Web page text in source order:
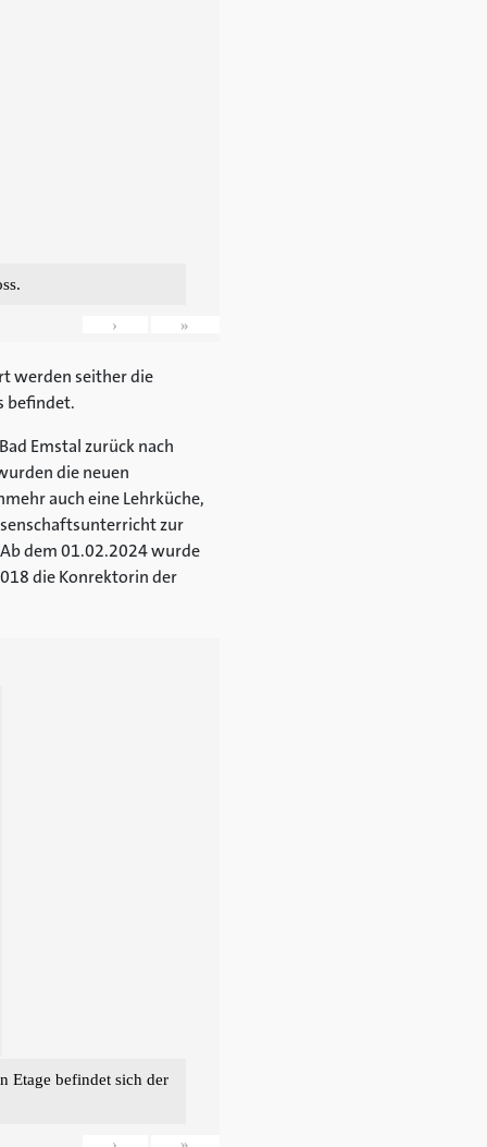
› »
werden seither die
befindet.
Emstal zurück nach
die neuen
auch eine Lehrküche,
zur
dem 01.02.2024 wurde
die Konrektorin der
Etage befindet sich der